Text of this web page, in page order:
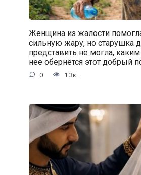
Женщина из жалости
сильную жару, но старушка
представить не могла,
неё обернётся этот добрый
0 1.3к.